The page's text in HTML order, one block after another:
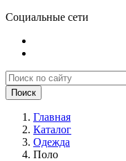
Социальные сети
Поиск
Главная
Каталог
Одежда
Поло